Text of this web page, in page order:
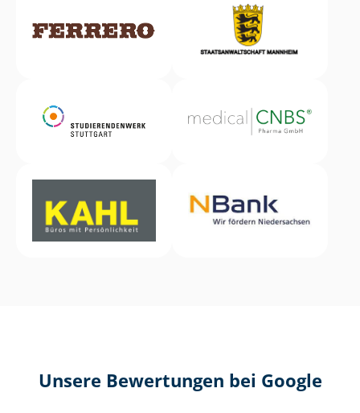
Unsere Bewertungen bei Google